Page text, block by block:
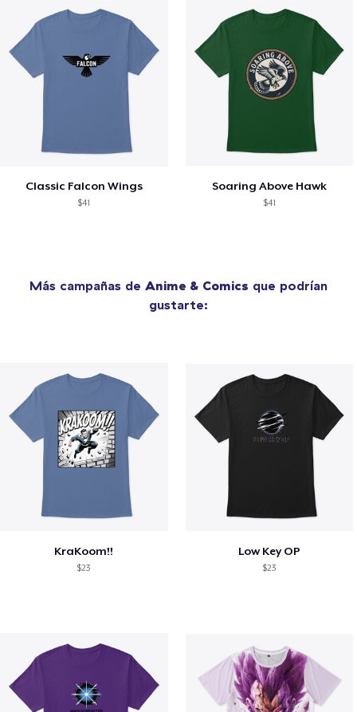
Classic Falcon Wings
$41
Soaring Above Hawk
$41
Más campañas de Anime & Comics que podrían
gustarte:
KraKoom!!
$23
Low Key OP
$23